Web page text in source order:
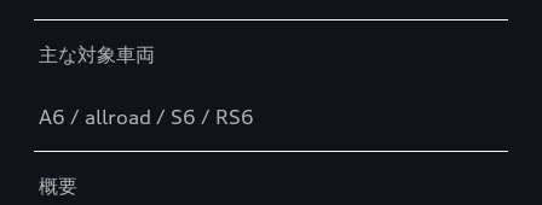
主な対象車両
A6 / allroad / S6 / RS6
概要